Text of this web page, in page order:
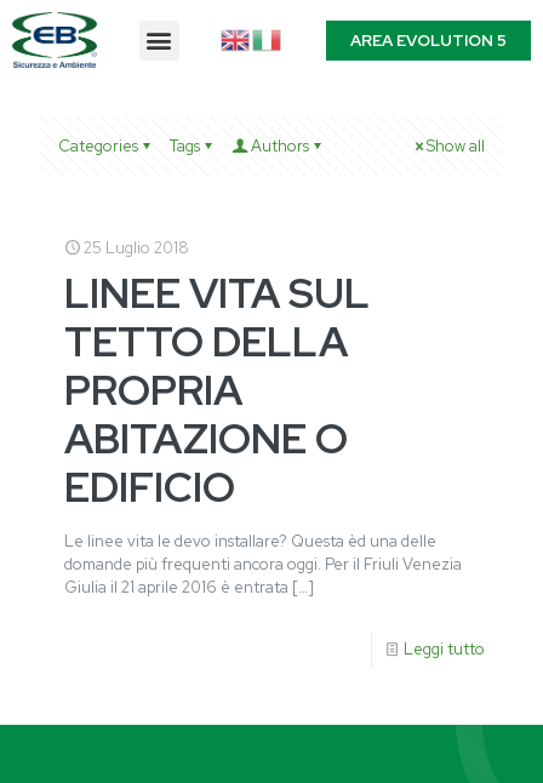
AREA EVOLUTION 5
Categories Tags Authors Show all
25 Luglio 2018
LINEE VITA SUL
TETTO DELLA
PROPRIA
ABITAZIONE O
EDIFICIO
Le linee vita le devo installare? Questa èd una delle
domande più frequenti ancora oggi. Per il Friuli Venezia
Giulia il 21 aprile 2016 è entrata […]
Leggi tutto